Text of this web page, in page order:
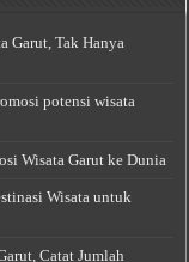
Garut, Tak Hanya
potensi wisata
Wisata Garut ke Dunia
Wisata untuk
Catat Jumlah